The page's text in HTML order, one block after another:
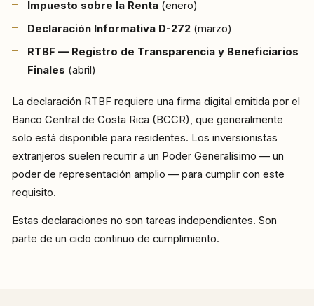
Impuesto sobre la Renta(enero)
Declaración Informativa D-272(marzo)
RTBF — Registro de Transparencia y Beneficiarios
Finales (abril)
La declaración RTBF requiere una firma digital emitida por el
Banco Central de Costa Rica (BCCR), que generalmente
solo está disponible para residentes. Los inversionistas
extranjeros suelen recurrir a un Poder Generalísimo — un
poder de representación amplio — para cumplir con este
requisito.
Estas declaraciones no son tareas independientes. Son
parte de un ciclo continuo de cumplimiento.